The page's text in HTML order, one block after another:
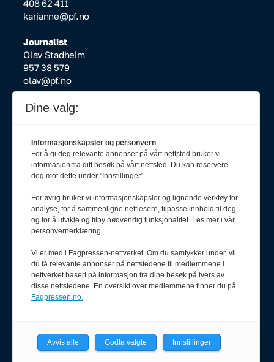
408 62 411
karianne@pf.no
Journalist
Olav Stadheim
957 38 579
olav@pf.no
Henrik Haug Laursen
900 55 090
henrik@pf.no
Annonseselger
Vidar Hovind
913 33 035
vidar@salgsfabrikken.no
Dine valg:
Informasjonskapsler og personvern
For å gi deg relevante annonser på vårt nettsted bruker vi
informasjon fra ditt besøk på vårt nettsted. Du kan reservere
deg mot dette under "Innstillinger".
For øvrig bruker vi informasjonskapsler og lignende verktøy for
analyse, for å sammenligne nettlesere, tilpasse innhold til deg
og for å utvikle og tilby nødvendig funksjonalitet. Les mer i vår
personvernerklæring.
Vi er med i Fagpressen-nettverket. Om du samtykker under, vil
du få relevante annonser på nettstedene til medlemmene i
nettverket basert på informasjon fra dine besøk på tvers av
disse nettstedene. En oversikt over medlemmene finner du på
Fagpressen.no.
Avvis alle Godta valgte Innstillinger